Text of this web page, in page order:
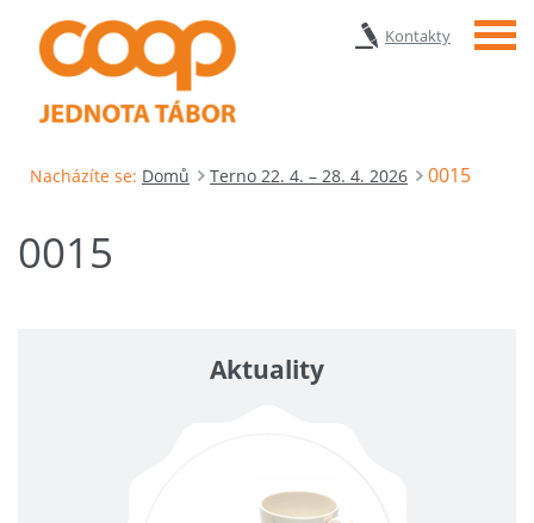
Kontakty Menu
Nacházíte se: Domů Terno 22. 4. – 28. 4. 2026 0015
0015
Aktuality